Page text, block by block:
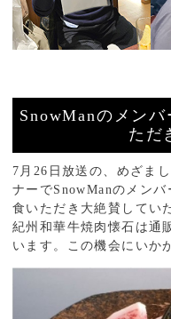
SnowManのメン
ただ
7月26日放送の、めざま
ナーでSnowManのメン
食いただき大絶賛してい
紀州和華牛焼肉懐石は通
います。この機会にいか